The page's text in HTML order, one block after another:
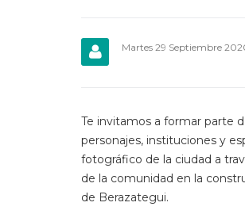
Martes 29 Septiembre
Te invitamos a formar parte
personajes, instituciones y
fotográfico de la ciudad a
de la comunidad en la
de Berazategui.